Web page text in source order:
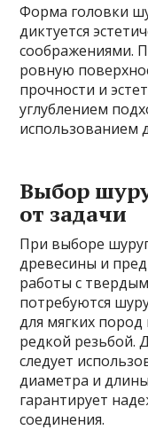
Форма головки
диктуется
соображениями.
ровную
прочности и
углублением
использованием
Выбор
от задачи
При выборе
древесины и
работы с
потребуются
для мягких
редкой резьбой.
следует
диаметра и
гарантирует
соединения.